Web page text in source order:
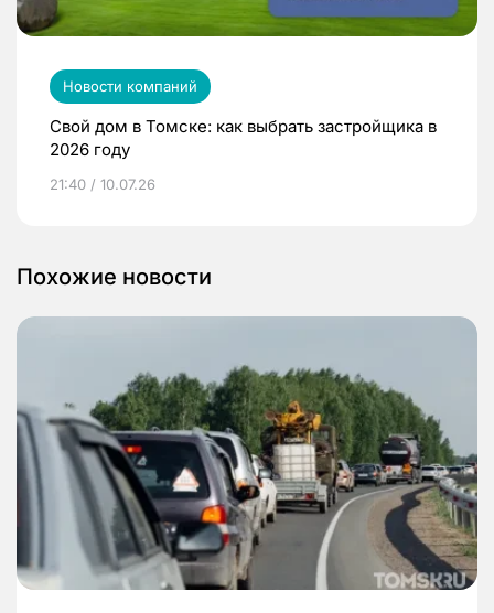
Новости компаний
Свой дом в Томске: как выбрать застройщика в
2026 году
21:40 / 10.07.26
Похожие новости